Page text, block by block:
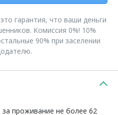
гарантия, что ваши деньги
Комиссия 0%! 10%
90% при заселении
за проживание не более 62